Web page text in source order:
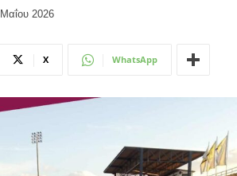
2026
X WhatsApp